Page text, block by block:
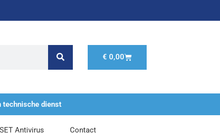
€ 0,00Winkelwagen
technische dienst
Antivirus Contact